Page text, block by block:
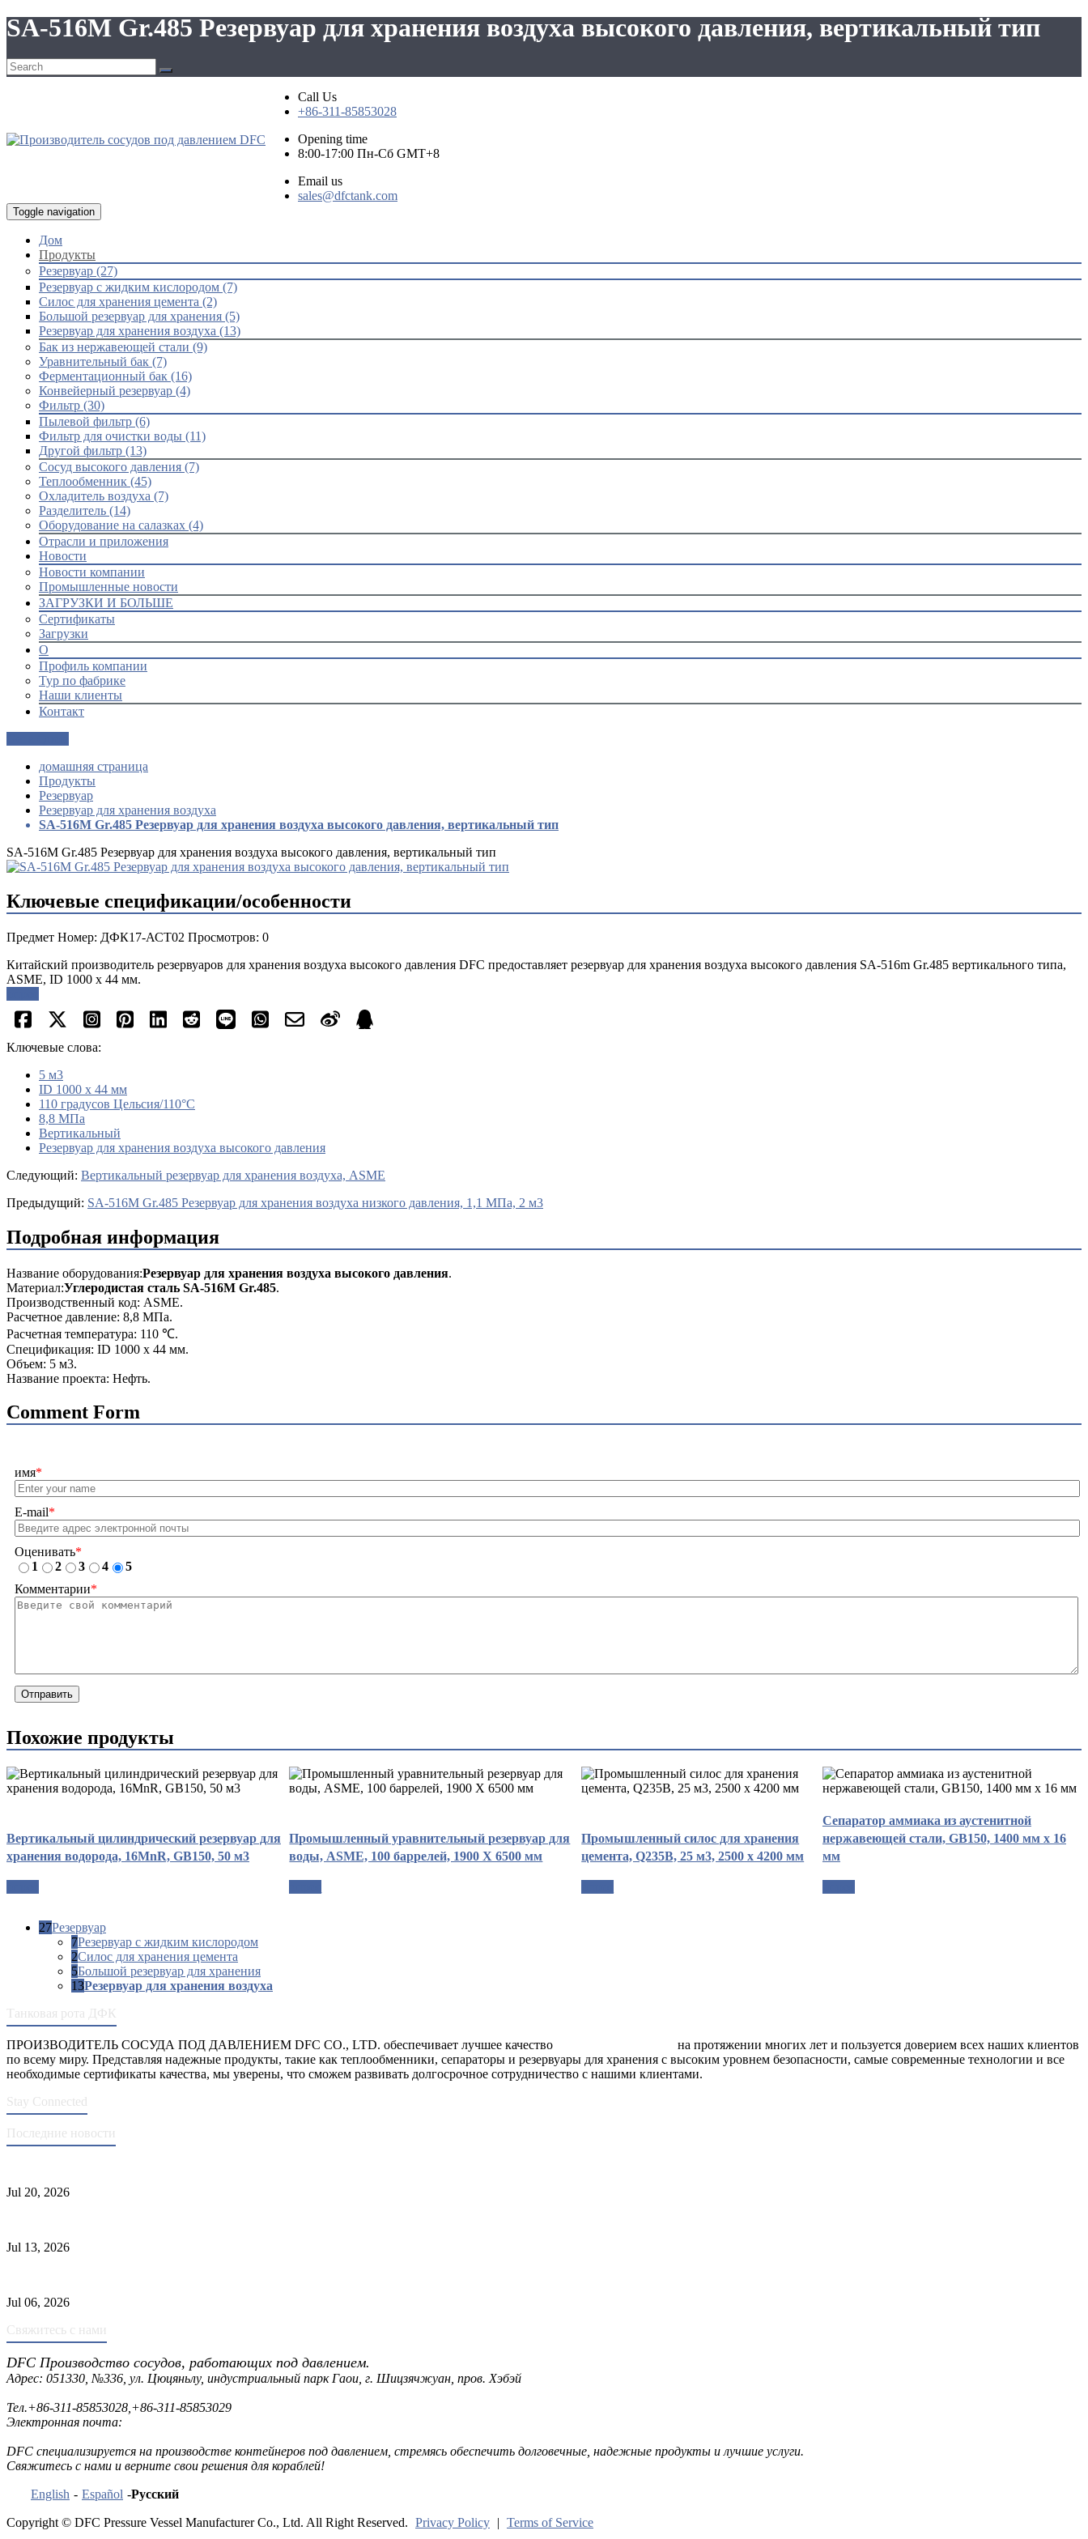
SA-516M Gr.485 Резервуар для хранения воздуха высокого давления, вертикальный тип
Call Us
+86-311-85853028
Opening time
8:00-17:00 Пн-Сб GMT+8
Email us
sales@dfctank.com
Toggle navigation
Дом
Продукты
Резервуар (27)
Резервуар с жидким кислородом (7)
Силос для хранения цемента (2)
Большой резервуар для хранения (5)
Резервуар для хранения воздуха (13)
Бак из нержавеющей стали (9)
Уравнительный бак (7)
Ферментационный бак (16)
Конвейерный резервуар (4)
Фильтр (30)
Пылевой фильтр (6)
Фильтр для очистки воды (11)
Другой фильтр (13)
Сосуд высокого давления (7)
Теплообменник (45)
Охладитель воздуха (7)
Разделитель (14)
Оборудование на салазках (4)
Отрасли и приложения
Новости
Новости компании
Промышленные новости
ЗАГРУЗКИ И БОЛЬШЕ
Сертификаты
Загрузки
О
Профиль компании
Тур по фабрике
Наши клиенты
Контакт
домашняя страница
Продукты
Резервуар
Резервуар для хранения воздуха
SA-516M Gr.485 Резервуар для хранения воздуха высокого давления, вертикальный тип
SA-516M Gr.485 Резервуар для хранения воздуха высокого давления, вертикальный тип
Ключевые спецификации/особенности
Предмет Номер: ДФК17-АСТ02 Просмотров: 0
Китайский производитель резервуаров для хранения воздуха высокого давления DFC предоставляет резервуар для хранения воздуха высокого давления SA-516m Gr.485 вертикального типа,
ASME, ID 1000 x 44 мм.
Ключевые слова:
5 м3
ID 1000 х 44 мм
110 градусов Цельсия/110°С
8,8 МПа
Вертикальный
Резервуар для хранения воздуха высокого давления
Cледующий: Вертикальный резервуар для хранения воздуха, ASME
Предыдущий: SA-516M Gr.485 Резервуар для хранения воздуха низкого давления, 1,1 МПа, 2 м3
Подробная информация
Название оборудования:Резервуар для хранения воздуха высокого давления.
Материал:Углеродистая сталь SA-516M Gr.485.
Производственный код: ASME.
Расчетное давление: 8,8 МПа.
Расчетная температура: 110 ℃.
Спецификация: ID 1000 х 44 мм.
Объем: 5 м3.
Название проекта: Нефть.
Comment Form
имя*
E-mail*
Оценивать*
1
2 3 4
5
Комментарии*
Отправить
Похожие продукты
Вертикальный цилиндрический резервуар для
хранения водорода, 16MnR, GB150, 50 м3
Промышленный уравнительный резервуар для
воды, ASME, 100 баррелей, 1900 X 6500 мм
Промышленный силос для хранения
цемента, Q235B, 25 м3, 2500 x 4200 мм
Сепаратор аммиака из аустенитной
нержавеющей стали, GB150, 1400 мм x 16
мм
27Резервуар
7Резервуар с жидким кислородом
2Силос для хранения цемента
5Большой резервуар для хранения
13Резервуар для хранения воздуха
Танковая рота ДФК
ПРОИЗВОДИТЕЛЬ СОСУДА ПОД ДАВЛЕНИЕМ DFC CO., LTD. обеспечивает лучшее качество
на протяжении многих лет и пользуется доверием всех наших клиентов
по всему миру. Представляя надежные продукты, такие как теплообменники, сепараторы и резервуары для хранения с высоким уровнем безопасности, самые современные технологии и все
необходимые сертификаты качества, мы уверены, что сможем развивать долгосрочное сотрудничество с нашими клиентами.
Stay Connected
Последние новости
Jul 20, 2026
Jul 13, 2026
Jul 06, 2026
Свяжитесь с нами
DFC Производство сосудов, работающих под давлением.
Адрес: 051330, №336, ул. Цюцяньлу, индустриальный парк Гаои, г. Шицзячжуан, пров. Хэбэй
Тел.+86-311-85853028 +86-311-85853029
Электронная почта:
DFC специализируется на производстве контейнеров под давлением, стремясь обеспечить долговечные, надежные продукты и лучшие услуги.
Свяжитесь с нами и верните свои решения для кораблей!
English - Español -Русский
Copyright © DFC Pressure Vessel Manufacturer Co., Ltd. All Right Reserved. Privacy Policy | Terms of Service